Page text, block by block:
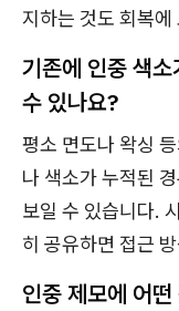
지하는 것도 회복
기존에 인중 색
수 있나요?
평소 면도나 왁싱
나 색소가 누적된
보일 수 있습니다.
히 공유하면 접근
인중 제모에 어